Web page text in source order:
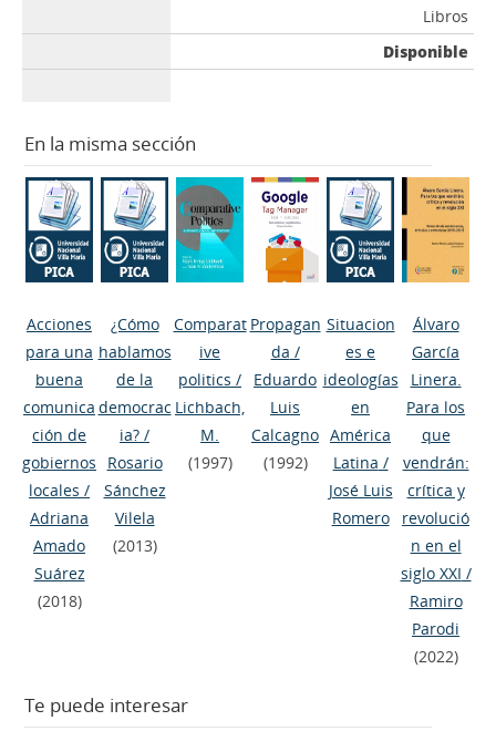
Libros
Disponible
En la misma sección
Acciones
para una
buena
comunica
ción de
gobiernos
locales /
Adriana
Amado
Suárez
(2018)
¿Cómo
hablamos
de la
democrac
ia? /
Rosario
Sánchez
Vilela
(2013)
Comparat
ive
politics /
Lichbach,
M.
(1997)
Propagan
da /
Eduardo
Luis
Calcagno
(1992)
Situacion
es e
ideologías
en
América
Latina /
José Luis
Romero
Álvaro
García
Linera.
Para los
que
vendrán:
crítica y
revolució
n en el
siglo XXI /
Ramiro
Parodi
(2022)
Te puede interesar